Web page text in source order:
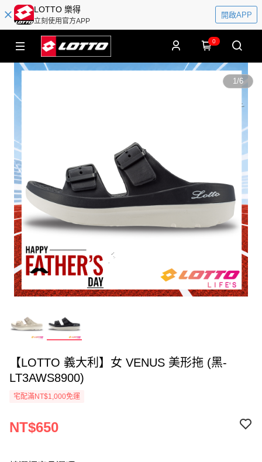
LOTTO 樂得
立刻使用官方APP
開啟APP
0
1/6
【LOTTO 義大利】女 VENUS 美形拖 (黑-
LT3AWS8900)
宅配滿NT$1,000免運
NT$650